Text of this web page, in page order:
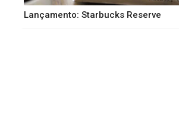
Lançamento: Starbucks Reserve